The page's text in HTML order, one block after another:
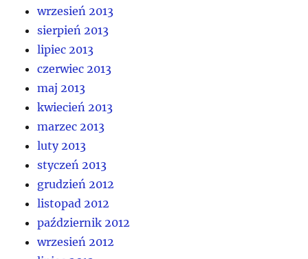
wrzesień 2013
sierpień 2013
lipiec 2013
czerwiec 2013
maj 2013
kwiecień 2013
marzec 2013
luty 2013
styczeń 2013
grudzień 2012
listopad 2012
październik 2012
wrzesień 2012